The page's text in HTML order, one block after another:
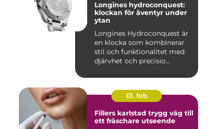
Longines hydroconquest:
klockan för äventyr under
ytan
Longines Hydroconquest är
en klocka som kombinerar
stil och funktionalitet med
djärvhet och precisio...
01. feb
Fillers karlstad trygg väg till
ett fräschare utseende